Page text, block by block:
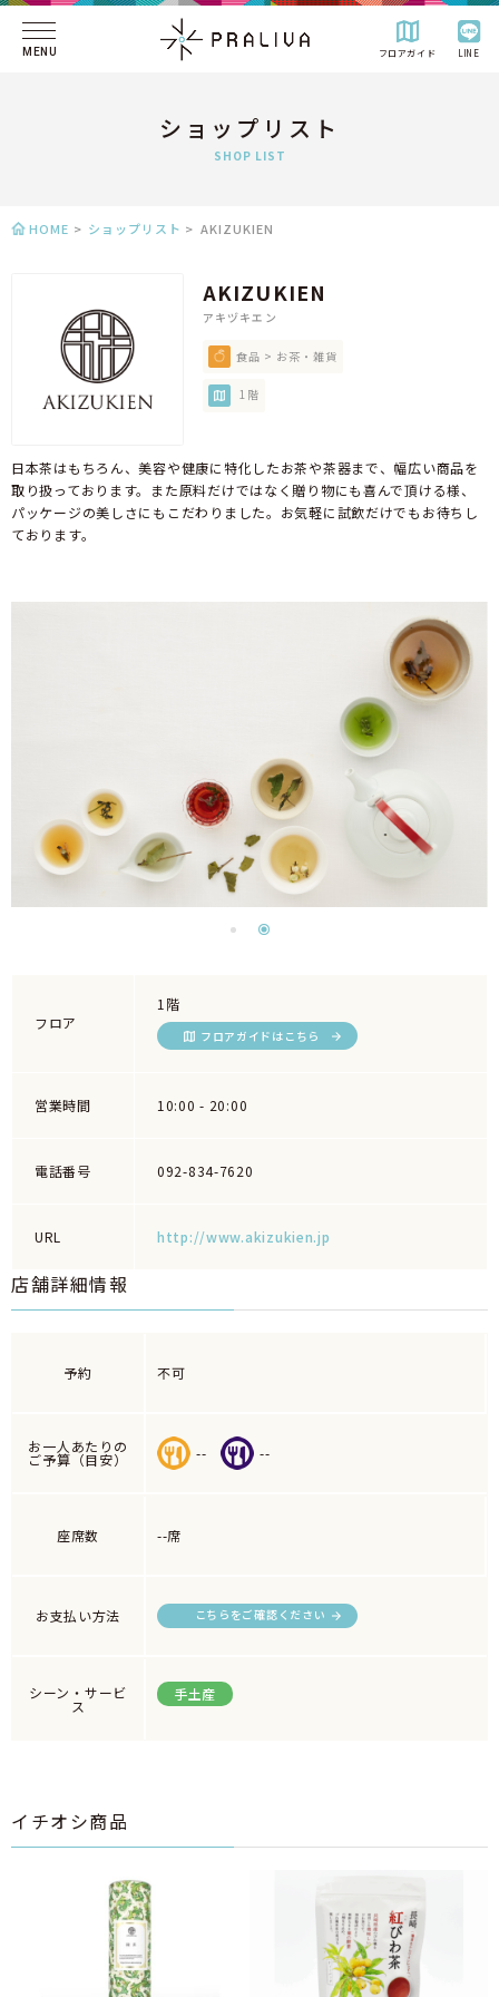
MENU フロアガイド LINE
ショップリスト
SHOP LIST
HOME > ショップリスト > AKIZUKIEN
AKIZUKIEN
アキヅキエン
食品 > お茶・雑貨
1階
日本茶はもちろん、美容や健康に特化したお茶や茶器まで、幅広い商品を
取り扱っております。また原料だけではなく贈り物にも喜んで頂ける様、
パッケージの美しさにもこだわりました。お気軽に試飲だけでもお待ちし
ております。
フロア
1階
フロアガイドはこちら
営業時間 10:00 - 20:00
電話番号 092-834-7620
URL http://www.akizukien.jp
店舗詳細情報
予約 不可
お一人あたりの
ご予算（目安） -- --
座席数 --席
お支払い方法 こちらをご確認ください
シーン・サービ
ス
手土産
イチオシ商品